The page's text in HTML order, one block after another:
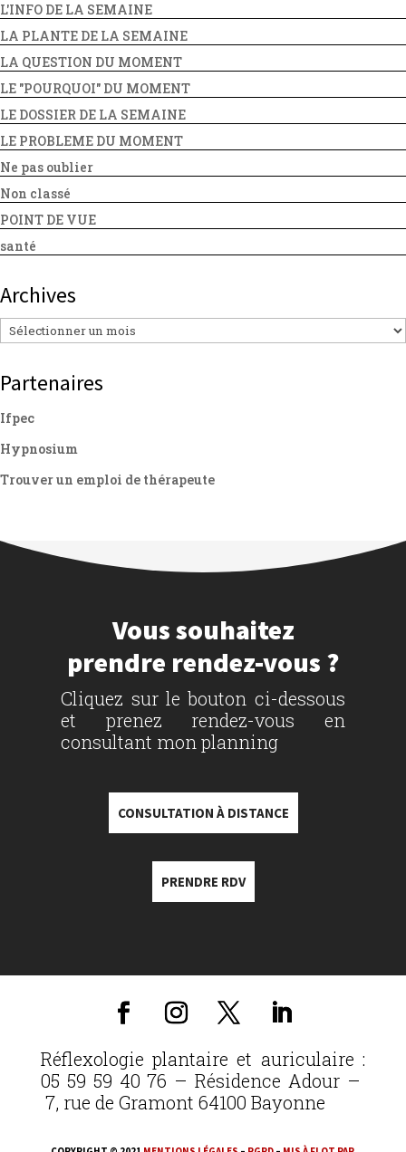
L'INFO DE LA SEMAINE
LA PLANTE DE LA SEMAINE
LA QUESTION DU MOMENT
LE "POURQUOI" DU MOMENT
LE DOSSIER DE LA SEMAINE
LE PROBLEME DU MOMENT
Ne pas oublier
Non classé
POINT DE VUE
santé
Archives
Archives
Partenaires
Ifpec
Hypnosium
Trouver un emploi de thérapeute
Vous souhaitez
prendre rendez-vous ?
Cliquez sur le bouton ci-dessous
et prenez rendez-vous en
consultant mon planning
CONSULTATION À DISTANCE
PRENDRE RDV
Réflexologie plantaire et auriculaire :
05 59 59 40 76 – Résidence Adour –
7, rue de Gramont 64100 Bayonne